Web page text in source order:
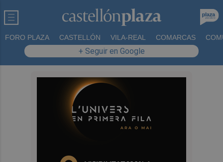
FORO PLAZA CASTELLÓN VILA-REAL COMARCAS
+ Seguir en Google